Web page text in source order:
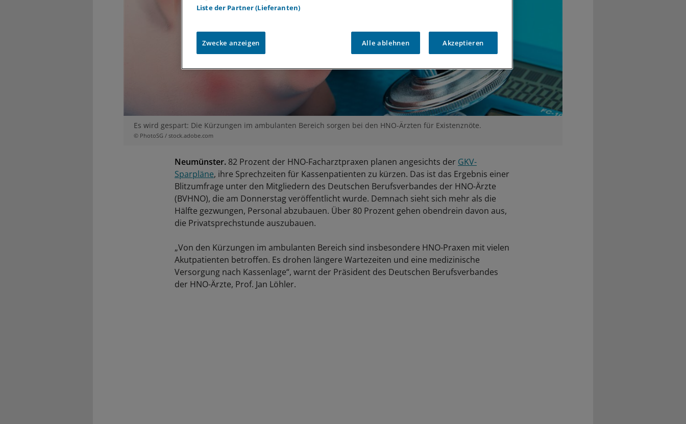
Es wird gespart: Die Kürzungen im ambulanten Bereich sorgen bei den HNO-Ärzten für Existenznöte.
© PhotoSG / stock.adobe.com
Neumünster. 82 Prozent der HNO-Facharztpraxen planen angesichts der GKV-
Sparpläne, ihre Sprechzeiten für Kassenpatienten zu kürzen. Das ist das Ergebnis einer
Blitzumfrage unter den Mitgliedern des Deutschen Berufsverbandes der HNO-Ärzte
(BVHNO), die am Donnerstag veröffentlicht wurde. Demnach sieht sich mehr als die
Hälfte gezwungen, Personal abzubauen. Über 80 Prozent gehen obendrein davon aus,
die Privatsprechstunde auszubauen.
„Von den Kürzungen im ambulanten Bereich sind insbesondere HNO-Praxen mit vielen
Akutpatienten betroffen. Es drohen längere Wartezeiten und eine medizinische
Versorgung nach Kassenlage“, warnt der Präsident des Deutschen Berufsverbandes
der HNO-Ärzte, Prof. Jan Löhler.
Liste der Partner (Lieferanten)
Zwecke anzeigen Alle ablehnen Akzeptieren